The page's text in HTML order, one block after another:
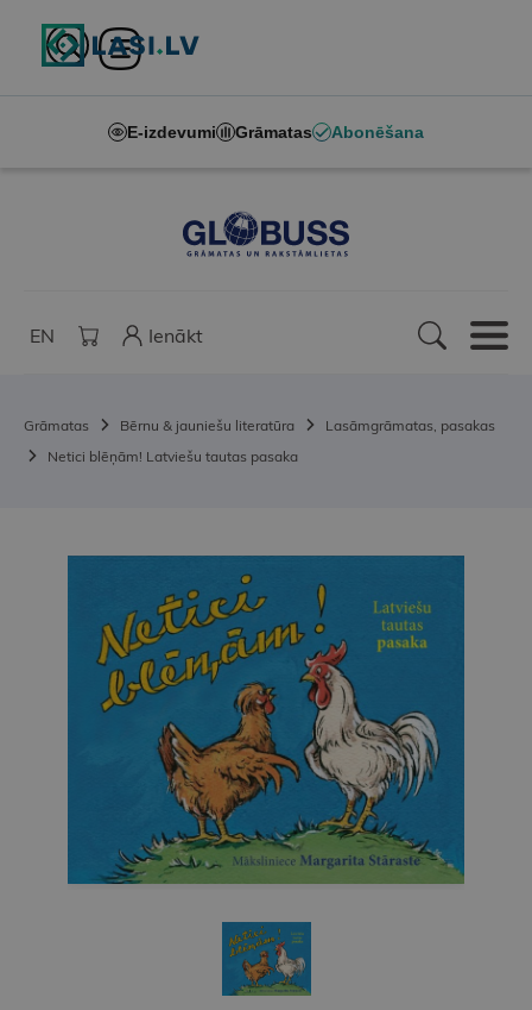
E-izdevumi Grāmatas Abonēšana
EN Ienākt
Grāmatas Bērnu & jauniešu literatūra
Lasāmgrāmatas, pasakas
Netici blēņām! Latviešu tautas pasaka